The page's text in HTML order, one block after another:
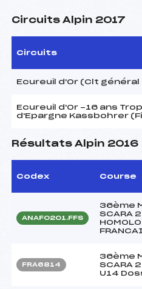
Circuits Alpin 2017
Circuits
Ecureuil d'Or (Clt
Ecureuil d'Or -16 ans
d'Epargne Kassbohrer
Résultats Alpin 2016
Codex Course
ANAF0201.FFS
36ème
SCARA
FRA6814
36ème
SCARA
U14